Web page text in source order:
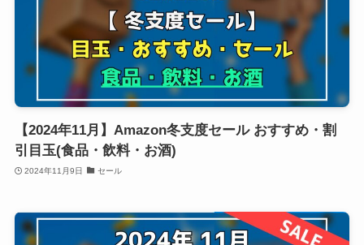
【2024年11月】Amazon冬支度セール おすすめ・割
引目玉(食品・飲料・お酒)
2024年11月9日 セール